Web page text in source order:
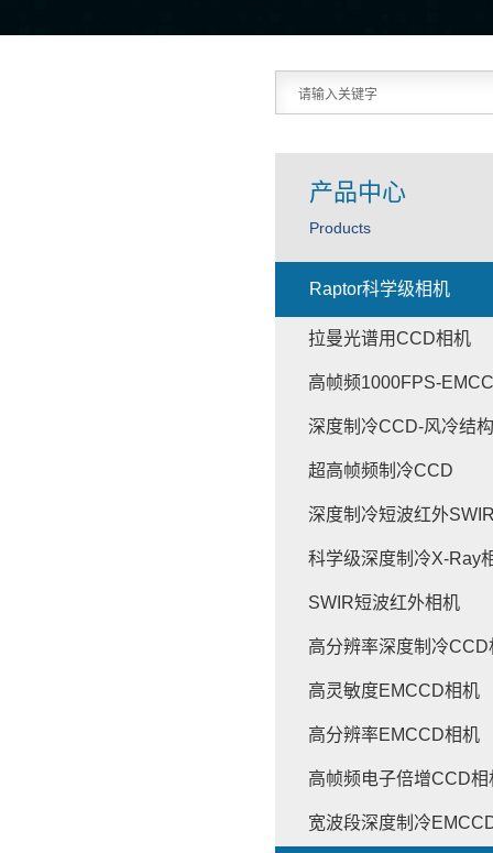
产品中心
Products
Raptor科学级相机
拉曼光谱用CCD相机
高帧频1000FPS-
深度制冷CCD-风冷结构
超高帧频制冷CCD
深度制冷短波红外
科学级深度制冷X-Ray
SWIR短波红外相机
高分辨率深度制冷CCD
高灵敏度EMCCD相机
高分辨率EMCCD相机
高帧频电子倍增CCD相
宽波段深度制冷